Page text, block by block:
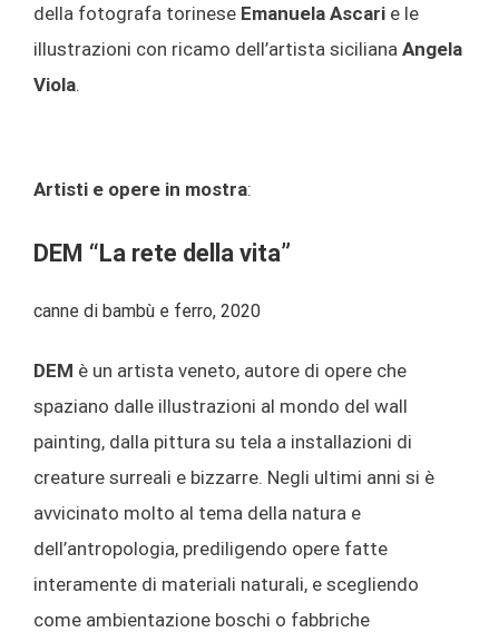
della fotografa torinese Emanuela Ascari e le
illustrazioni con ricamo dell’artista siciliana Angela
Viola.
Artisti e opere in mostra:
DEM “La rete della vita”
canne di bambù e ferro, 2020
DEM è un artista veneto, autore di opere che
spaziano dalle illustrazioni al mondo del wall
painting, dalla pittura su tela a installazioni di
creature surreali e bizzarre. Negli ultimi anni si è
avvicinato molto al tema della natura e
dell’antropologia, prediligendo opere fatte
interamente di materiali naturali, e scegliendo
come ambientazione boschi o fabbriche